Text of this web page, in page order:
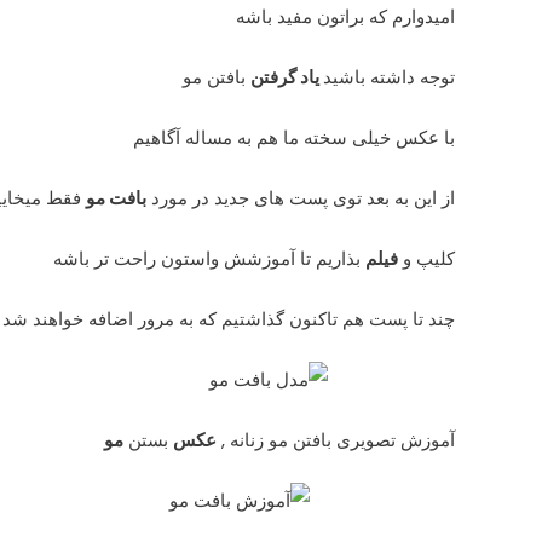
امیدوارم که براتون مفید باشه
توجه داشته باشیدیاد گرفتن بافتن مو
با عکس خیلی سخته ما هم به مساله آگاهیم
از این به بعد توی پست های جدید در مورد بافت مو فقط
کلیپ و فیلم بذاریم تا آموزشش واستون راحت تر باشه
چند تا پست هم تاکنون گذاشتیم که به مرور اضافه خواهند شد
آموزش تصویری بافتن مو زنانه , عکس بستن مو